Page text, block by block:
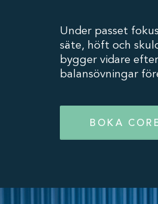
Under passet
säte, höft och
bygger vidare
balansövningar
BOKA